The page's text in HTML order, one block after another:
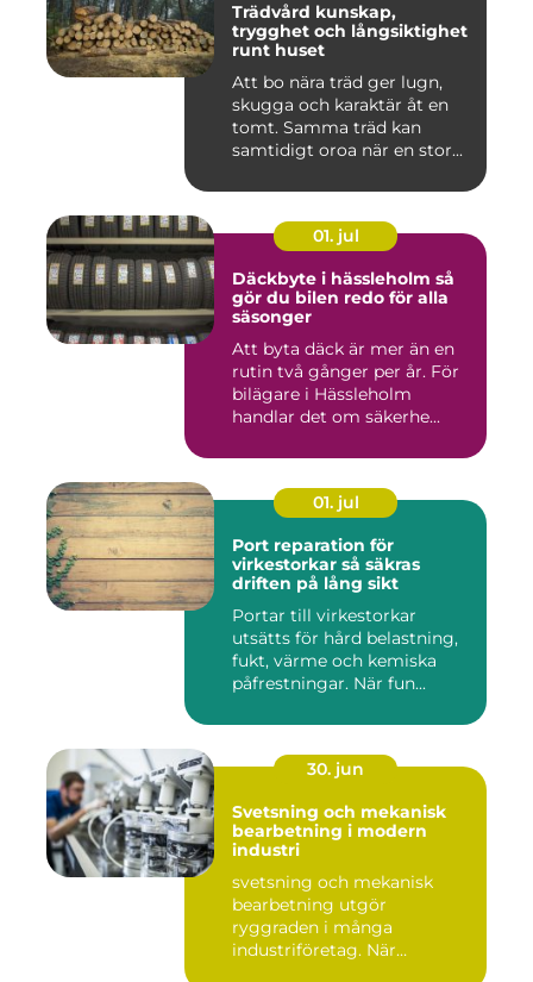
Trädvård kunskap,
trygghet och långsiktighet
runt huset
Att bo nära träd ger lugn,
skugga och karaktär åt en
tomt. Samma träd kan
samtidigt oroa när en stor...
01. jul
Däckbyte i hässleholm så
gör du bilen redo för alla
säsonger
Att byta däck är mer än en
rutin två gånger per år. För
bilägare i Hässleholm
handlar det om säkerhe...
01. jul
Port reparation för
virkestorkar så säkras
driften på lång sikt
Portar till virkestorkar
utsätts för hård belastning,
fukt, värme och kemiska
påfrestningar. När fun...
30. jun
Svetsning och mekanisk
bearbetning i modern
industri
svetsning och mekanisk
bearbetning utgör
ryggraden i många
industriföretag. När